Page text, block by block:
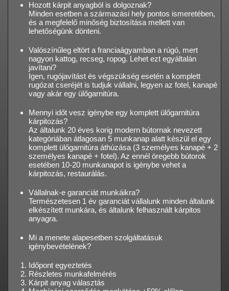
Hozott kárpit anyagból is dolgoznak?
Minden esetben a származási hely pontos ismeretében,
és a megfelelő minőség biztosítása mellett van
lehetőségünk dönteni.
Valószínűleg eltört a franciaágyamban a rúgó, mert
nagyon kattog, recseg, ropog. Lehet ezt egyáltalán
javítani?
Igen, rugójavítást és végszükség esetén a komplett
rugózat cseréjét is tudjuk vállalni, legyen az fotel, kanapé
vagy akár egy ülőgarnitúra.
Mennyi időt vesz igénybe egy komplett ülőgarnitúra
kárpitozás?
Az általunk 20 éves korig modern bútornak nevezett
kategóriában átlagosan 5 munkanap alatt készül el egy
komplett ülőgarnitúra áthúzása (3 személyes kanapé + 2
személyes kanapé + fotel). Az ennél öregebb bútorok
esetében 10-20 munkanapot is igénybe vehet a
kárpitozás, restaurálás.
Vállalnak-e garanciát munkáikra?
Természetesen 1 év garanciát vállalunk minden általunk
elkészített munkára, és általunk felhasznált kárpitos
anyagra.
Mi a menete alapesetben szolgáltatásuk
igénybevételének?
Időpont egyeztetés
Részletes munkafelmérés
Kárpit anyag választás